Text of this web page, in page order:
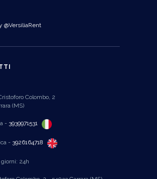
@VersiliaRent
Colombo, 2
(MS)
- 3939971531
- 3926164718
24h